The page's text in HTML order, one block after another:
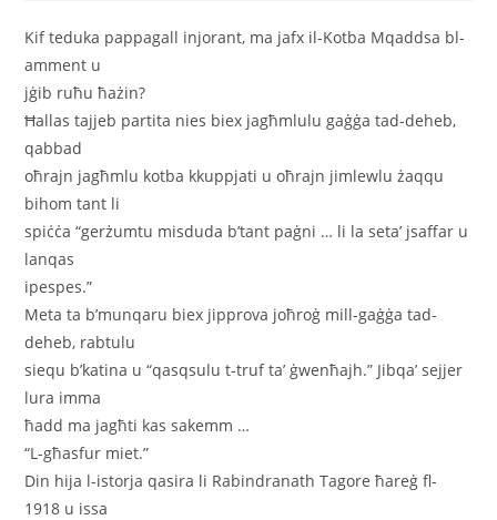
Kif teduka pappagall injorant, ma jafx il-Kotba Mqaddsa bl-
amment u
jġib ruħu ħażin?
Ħallas tajjeb partita nies biex jagħmlulu gaġġa tad-deheb,
qabbad
oħrajn jagħmlu kotba kkuppjati u oħrajn jimlewlu żaqqu
bihom tant li
spiċċa “gerżumtu misduda b’tant paġni … li la seta’ jsaffar u
lanqas
ipespes.”
Meta ta b’munqaru biex jipprova joħroġ mill-gaġġa tad-
deheb, rabtulu
siequ b’katina u “qasqsulu t-truf ta’ ġwenħajh.” Jibqa’ sejjer
lura imma
ħadd ma jagħti kas sakemm …
“L-għasfur miet.”
Din hija l-istorja qasira li Rabindranath Tagore ħareġ fl-
1918 u issa